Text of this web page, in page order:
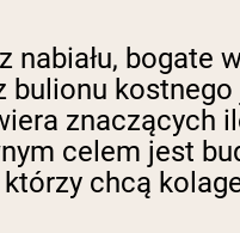
bogate
bulionu
znaczących
celem jest
chcą